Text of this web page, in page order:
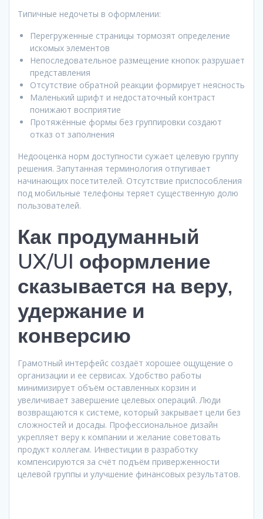
Типичные недочеты в оформлении:
Перегруженные страницы тормозят определение
искомых элементов
Непоследовательное размещение кнопок разрушает
представления
Отсутствие обратной реакции формирует неясность
Маленький шрифт и недостаточный контраст
понижают восприятие
Протяжённые формы без группировки создают
отказ от заполнения
Недооценка норм доступности сужает целевую группу
решения. Запутанная терминология отпугивает
начинающих посетителей. Отсутствие приспособления
под мобильные телефоны теряет существенную долю
пользователей.
Как продуманный
UX/UI оформление
сказывается на веру,
удержание и
конверсию
Грамотный интерфейс создаёт хорошее ощущение о
организации и ее сервисах. Удобство работы
минимизирует объём оставленных корзин и
увеличивает завершение целевых операций. Люди
возвращаются к системе, который закрывает цели без
сложностей и досады. Профессиональное дизайн
укрепляет веру к компании и желание советовать
продукт коллегам. Инвестиции в разработку
компенсируются за счёт подъём приверженности
целевой группы и улучшение финансовых результатов.